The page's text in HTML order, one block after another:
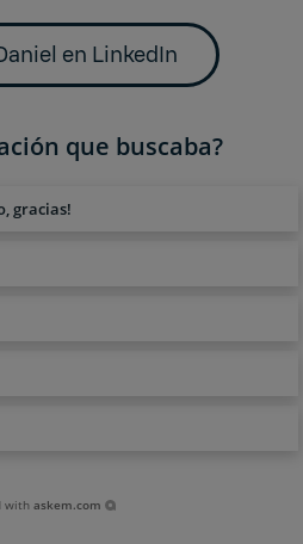
en LinkedIn
que buscaba?
gracias!
withaskem.com